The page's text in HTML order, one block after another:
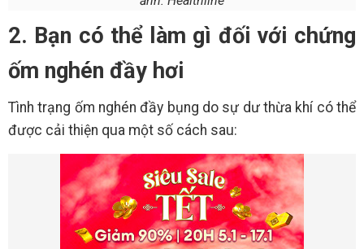
2. Bạn có thể làm gì đối với chứng
ốm nghén đầy hơi
Tình trạng ốm nghén đầy bụng do sự dư thừa khí có thể
được cải thiện qua một số cách sau: